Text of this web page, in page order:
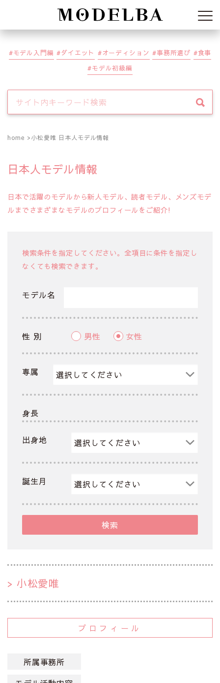
Modelba
モデル入門編 ダイエット オーディション 事務所選び
食事
モデル初級編
home 小松愛唯 日本人モデル情報
日本人モデル情報
日本で活躍のモデルから新人モデル、読者モデル、メンズモデ
ルまでさまざまなモデルのプロフィールをご紹介!
検索条件を指定してください。全項目に条件を指定し
なくても検索できます。
モデル名
性 別 男性 女性
専属
身長
出身地
誕生月
検索
小松愛唯
プロフィール
所属事務所